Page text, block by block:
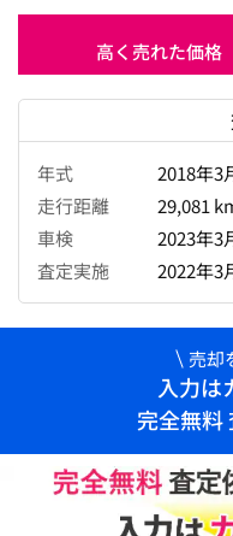
高く売れた価格
年式
2018年3
走行距離
29,081
車検
2023年3
査定実施
2022年3
売却
入力は
完全無料